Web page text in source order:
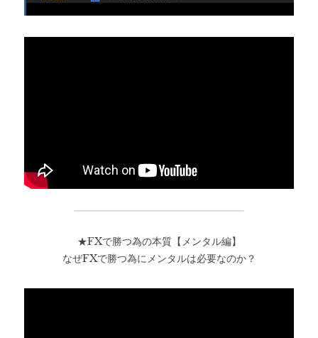
★FXで勝つ為の本質【メンタル編】
なぜFXで勝つ為にメンタルは必要なのか？